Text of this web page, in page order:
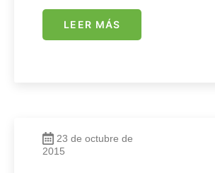
LEER MÁS
23 de octubre de
2015